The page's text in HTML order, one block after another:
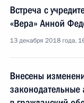
Встреча с
«Вера» Анной
13 декабря 2018 года,
Внесены
законодательные